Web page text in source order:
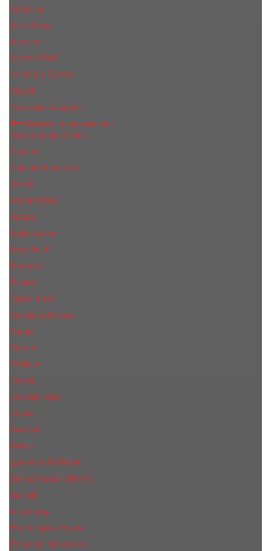
Valentino
Vera Wang
Versace
Viktor & Rolf
Victoria s Secret
Xerjoff
Yves Saint Laurent
Мужская парфюмерия
Abercrombie & Fitch
Annifen
Antonio Banderas
Armaf
Armand Basi
Azzaro
Baldessarini
Bond № 9
Burberry
Bvlgari
Calvin Klein
Carolina Herrera
Cartier
Cerruti
Сliniquе
Chanel
Christian Dior
Creed
Davidoff
Diesel
Дольче & Габбана
Donna Karan (DKNY)
Dunhill
Eisenberg
Ermenegildo Zegna
Escentric Molecules